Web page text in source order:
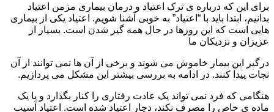
برای این که درباره ی ترک اعتیاد و درمان بیماری مزمن اعتیاد
بدانیم، ابتدا باید با “اعتیاد” به خوبی آشنا شویم. اعتیاد یکی از بیماری
هایی است که این روزها در حال همه گیر شدن است. بسیار از
عزیزان و نزدیکان ما
درگیر این بیمار خاموش می شوند و برخی از آن ها نمی توانند از آن
نجات پیدا کنند. در ادامه به بررسی بیشتر این مشکل می پردازیم.
هنگامی که فرد نمی تواند یک عادت رفتاری را کنار بگذارد و یا یک
ماده ی خاص را مصرف نکند، دچار اعتیاد شده است. اعتیاد آسیب